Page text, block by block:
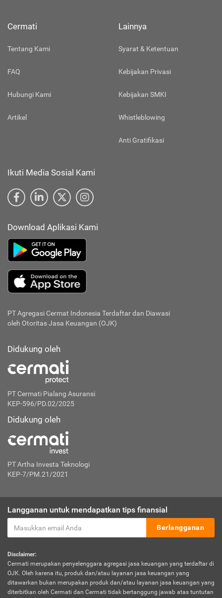
Cermati
Tentang Kami
FAQ
Hubungi Kami
Artikel
Lainnya
Syarat & Ketentuan
Kebijakan Privasi
Kebijakan SMKI
Whistleblowing
Anti Gratifikasi
Ikuti Media Sosial Kami
Download Aplikasi Kami
PT Agregasi Cermat Indonesia Terdaftar dan Diawasi
oleh Otoritas Jasa Keuangan (OJK)
Didukung oleh
PT Cermati Pialang Asuransi
KEP-596/PD.02/2025
Didukung oleh
PT Artha Investa Teknologi
KEP-7/PM.21/2021
Langganan untuk mendapatkan tips finansial
Berlangganan
Disclaimer:
Cermati merupakan penyelenggara agregasi jasa keuangan yang terdaftar di
OJK. Oleh karena itu, produk dan/atau layanan jasa keuangan yang
ditawarkan bukan merupakan produk dan/atau layanan jasa keuangan yang
diterbitkan oleh Cermati dan Cermati tidak bertanggung jawab atas tuntutan